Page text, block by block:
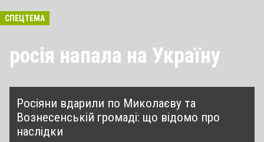
СПЕЦТЕМА
росія напала на Україну
Росіяни вдарили по Миколаєву та
Вознесенській громаді: що відомо про
наслідки